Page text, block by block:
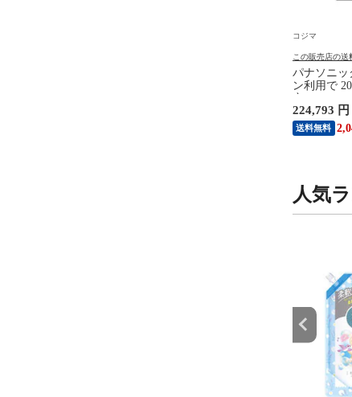
コジマ
この販売店の送
パナソニッ
ン利用で
定 8/7～8/
レビ VIERA
型 4K対応
設置無料）
224,793 円
送料無料
人気